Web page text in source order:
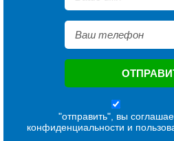
"отправить", вы
конфиденциальности и